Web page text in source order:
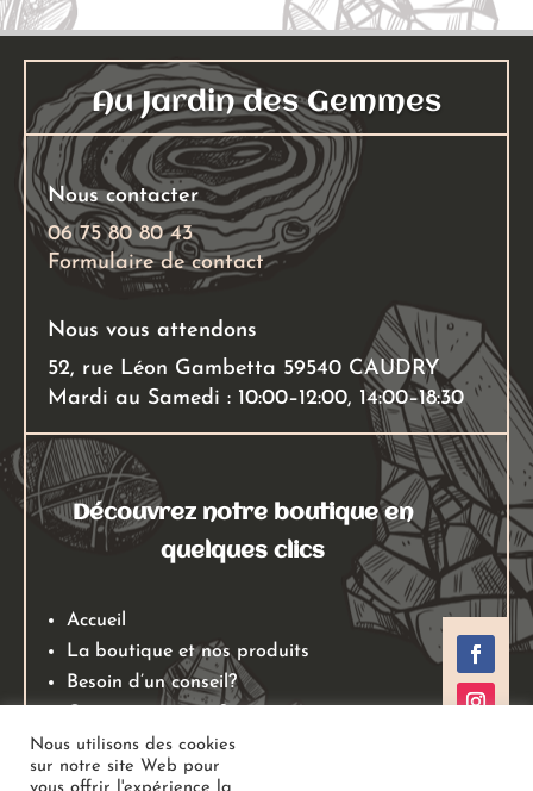
Au Jardin des Gemmes
Nous contacter
06 75 80 80 43
Formulaire de contact
Nous vous attendons
52, rue Léon Gambetta 59540 CAUDRY
Mardi au Samedi : 10:00–12:00, 14:00–18:30
Découvrez notre boutique en
quelques clics
Accueil
La boutique et nos produits
Besoin d’un conseil?
Mentions légales
Conditions générales de ventes
Nous utilisons des cookies
sur notre site Web pour